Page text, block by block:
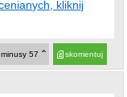
kliknij
skomentuj
minusy 57